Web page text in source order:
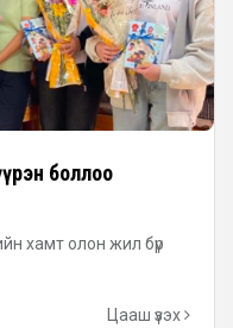
боллоо
хамт олон жил бүр
Цааш үзэх